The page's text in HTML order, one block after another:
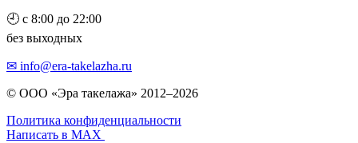
🕘 с 8:00 до 22:00
без выходных
✉ info@era-takelazha.ru
© ООО «Эра такелажа» 2012–2026
Политика конфиденциальности
Написать в MAX